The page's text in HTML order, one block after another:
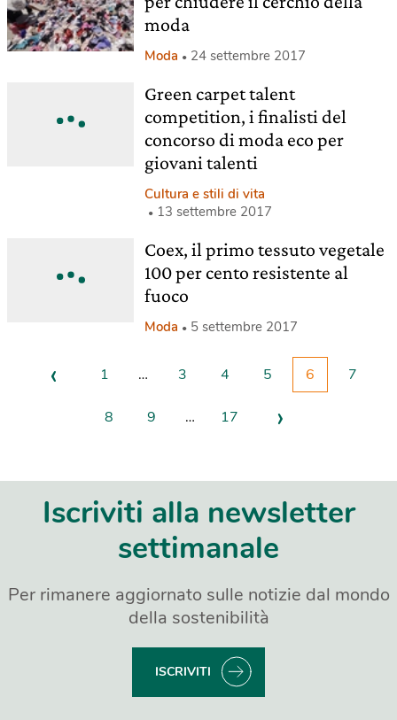
moda
Moda 24 settembre 2017
Green carpet talent
competition, i finalisti del
concorso di moda eco per
giovani talenti
Cultura e stili di vita
13 settembre 2017
Coex, il primo tessuto vegetale
100 per cento resistente al
fuoco
Moda 5 settembre 2017
‹ 1 … 3 4 5 6 7
8 9 … 17 ›
Iscriviti alla newsletter
settimanale
Per rimanere aggiornato sulle notizie dal mondo
della sostenibilità
ISCRIVITI